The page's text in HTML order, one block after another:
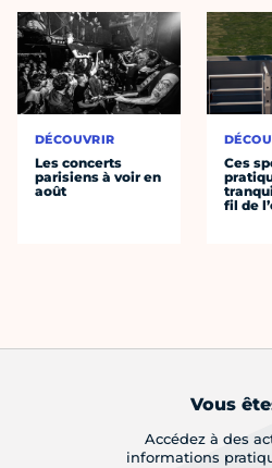
DÉCOUVRIR
Les concerts
parisiens à voir en
août
Ces
fil de
Vous
Accédez à des
informations